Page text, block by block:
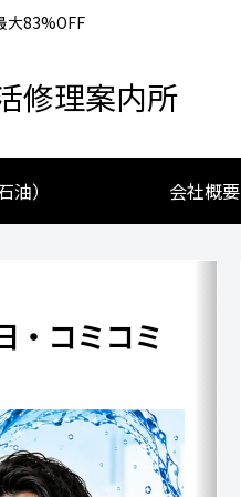
大83%OFF
修理案内所
） 会社概要
・コミコミ